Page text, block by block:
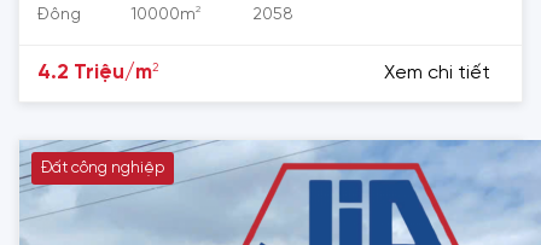
Đông 10000m2
2058
4.2 Triệu/m2 Xem chi tiết
Đất công nghiệp